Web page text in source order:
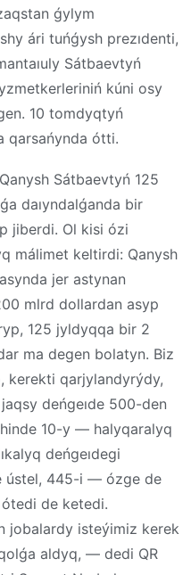
ǵylym
ári tuńǵysh prezıdenti,
Sátbaevtyń
kúni osy
10 tomdyqtyń
qarsańynda ótti.
Sátbaevtyń 125
daıyndalǵanda bir
jiberdi. Ol kisi ózi
málimet keltirdi: Qanysh
jer astynan
mlrd dollardan asyp
125 jyldyqqa bir 2
ma degen bolatyn. Biz
kerekti qarjylandyrýdy,
deńgeıde 500-den
10-y — halyqaralyq
deńgeıdegi
ústel, 445-i — ózge de
ótedi de ketedi.
jobalardy isteýimiz kerek
aldyq, — dedi QR